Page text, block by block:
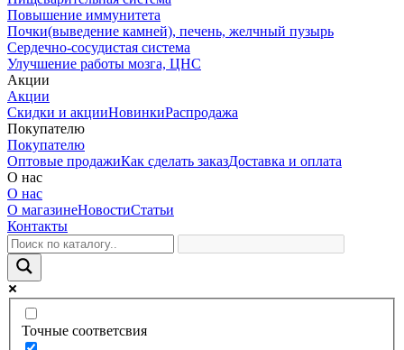
Повышение иммунитета
Почки(выведение камней), печень, желчный пузырь
Сердечно-сосудистая система
Улучшение работы мозга, ЦНС
Акции
Акции
Скидки и акцииНовинкиРаспродажа
Покупателю
Покупателю
Оптовые продажиКак сделать заказДоставка и оплата
О нас
О нас
О магазинеНовостиСтатьи
Контакты
Точные соответсвия